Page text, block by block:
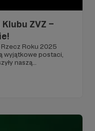
ZVZ –
Roku 2025
wyjątkowe postaci,
naszą